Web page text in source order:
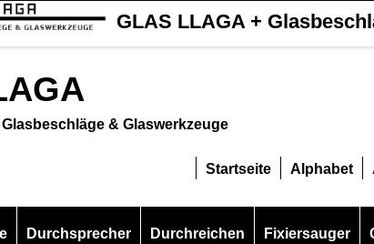
GLAS LLAGA +
& Glaswerkzeuge
Startseite Alphabet
Durchsprecher Durchreichen Fixiersauger